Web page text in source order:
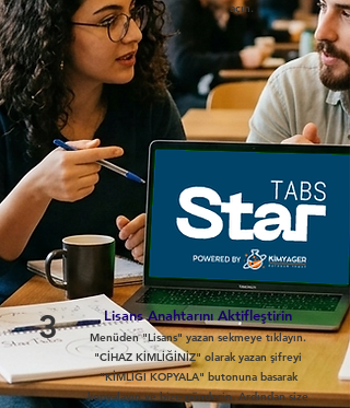
açın.
3 Lisans Anahtarını Aktifleştirin
Menüden "Lisans" yazan sekmeye tıklayın.
"CİHAZ KİMLİĞİNİZ" olarak yazan şifreyi
"KİMLİĞİ KOPYALA" butonuna basarak
kopyalayın ve bize gönderin. Ardından size